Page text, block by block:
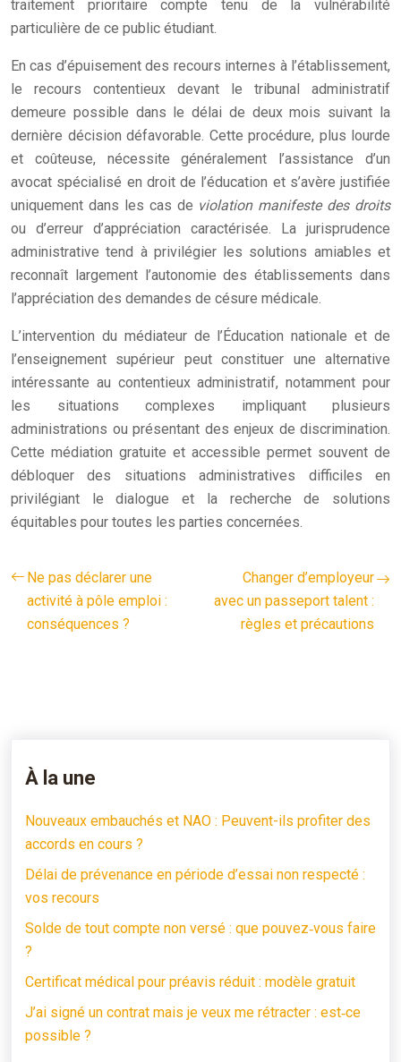
traitement prioritaire compte tenu de la vulnérabilité
particulière de ce public étudiant.
En cas d’épuisement des recours internes à l’établissement,
le recours contentieux devant le tribunal administratif
demeure possible dans le délai de deux mois suivant la
dernière décision défavorable. Cette procédure, plus lourde
et coûteuse, nécessite généralement l’assistance d’un
avocat spécialisé en droit de l’éducation et s’avère justifiée
uniquement dans les cas de violation manifeste des droits
ou d’erreur d’appréciation caractérisée. La jurisprudence
administrative tend à privilégier les solutions amiables et
reconnaît largement l’autonomie des établissements dans
l’appréciation des demandes de césure médicale.
L’intervention du médiateur de l’Éducation nationale et de
l’enseignement supérieur peut constituer une alternative
intéressante au contentieux administratif, notamment pour
les situations complexes impliquant plusieurs
administrations ou présentant des enjeux de discrimination.
Cette médiation gratuite et accessible permet souvent de
débloquer des situations administratives difficiles en
privilégiant le dialogue et la recherche de solutions
équitables pour toutes les parties concernées.
Ne pas déclarer une
activité à pôle emploi :
conséquences ?
Changer d’employeur
avec un passeport talent :
règles et précautions
À la une
Nouveaux embauchés et NAO : Peuvent-ils profiter des
accords en cours ?
Délai de prévenance en période d’essai non respecté :
vos recours
Solde de tout compte non versé : que pouvez‑vous faire
?
Certificat médical pour préavis réduit : modèle gratuit
J’ai signé un contrat mais je veux me rétracter : est‑ce
possible ?